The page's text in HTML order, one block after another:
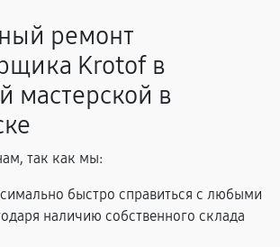
ремонт
Krotof в
мастерской в
так как мы:
быстро справиться с любыми
наличию собственного склада